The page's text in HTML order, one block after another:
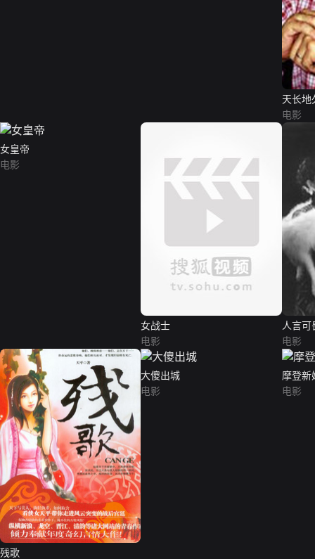
天长地
电影
女皇帝
电影
女战士
电影
人言可
电影
残歌
大傻出城
电影
摩登新
电影